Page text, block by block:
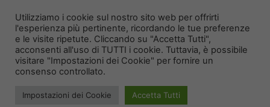
Utilizziamo i cookie sul nostro sito web per offrirti
l'esperienza più pertinente, ricordando le tue preferenze
e le visite ripetute. Cliccando su "Accetta Tutti",
acconsenti all'uso di TUTTI i cookie. Tuttavia, è possibile
visitare "Impostazioni dei Cookie" per fornire un
consenso controllato.
Impostazioni dei Cookie Accetta Tutti